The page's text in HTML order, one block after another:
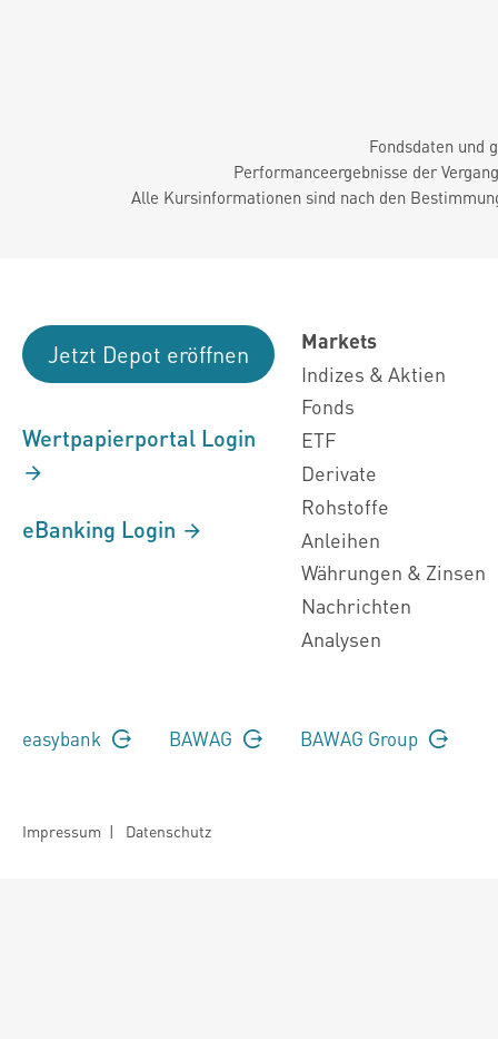
Fondsdaten und
Performanceergebnisse der
Alle Kursinformationen sind nach den
Jetzt Depot eröffnen
Wertpapierportal Login
eBanking Login
Markets
Indizes & Aktien
Fonds
ETF
Derivate
Rohstoffe
Anleihen
Währungen & Zinsen
Nachrichten
Analysen
easybank BAWAG BAWAG Group
Impressum | Datenschutz